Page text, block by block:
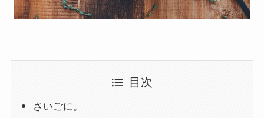
目次
さいごに。